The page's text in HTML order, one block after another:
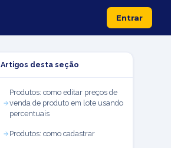
Entrar
Artigos desta seção
Produtos: como editar preços de
venda de produto em lote usando
percentuais
Produtos: como cadastrar